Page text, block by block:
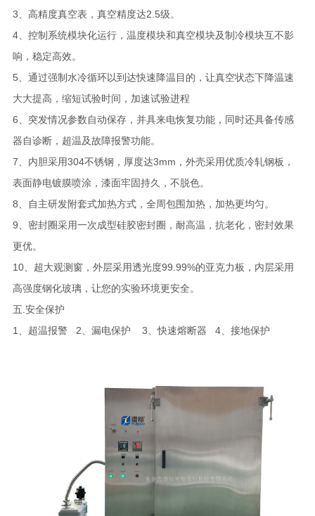
3、高精度真空表，真空精度达2.5级。
4、控制系统模块化运行，温度模块和真空模块及制冷模块互不影
响，稳定高效。
5、通过强制水冷循环以到达快速降温目的，让真空状态下降温速
大大提高，缩短试验时间，加速试验进程
6、突发情况参数自动保存，并具来电恢复功能，同时还具备传感
器自诊断，超温及故障报警功能。
7、内胆采用304不锈钢，厚度达3mm，外壳采用优质冷轧钢板，
表面静电镀膜喷涂，漆面牢固持久，不脱色。
8、自主研发附套式加热方式，全周包围加热，加热更均匀。
9、密封圈采用一次成型硅胶密封圈，耐高温，抗老化，密封效果
更优。
10、超大观测窗，外层采用透光度99.99%的亚克力板，内层采用
高强度钢化玻璃，让您的实验环境更安全。
五.安全保护
1、超温报警 2、漏电保护 3、快速熔断器 4、接地保护